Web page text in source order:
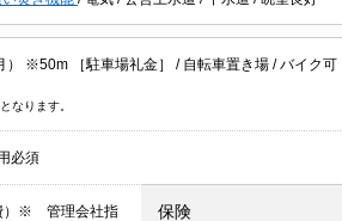
） ※50m ［駐車場礼金］ / 自転車置き場 /バイク可
なります。
必須
）※ 管理会社指
保険